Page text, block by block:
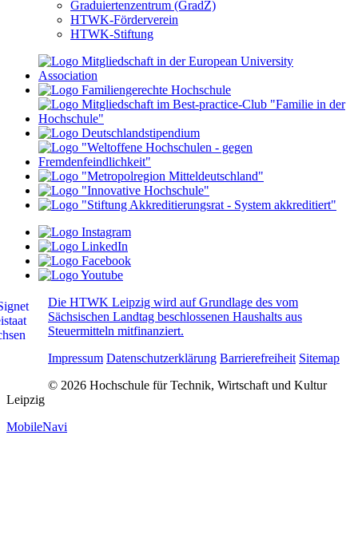
Graduiertenzentrum (GradZ)
HTWK-Förderverein
HTWK-Stiftung
Die HTWK Leipzig wird auf Grundlage des vom
Sächsischen Landtag beschlossenen Haushalts aus
Steuermitteln mitfinanziert.
Impressum Datenschutzerklärung Barrierefreiheit Sitemap
© 2026 Hochschule für Technik, Wirtschaft und Kultur
Leipzig
MobileNavi